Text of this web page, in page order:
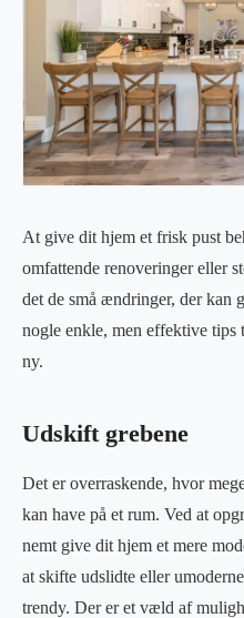
At give dit hjem et frisk pust
omfattende renoveringer eller
det de små ændringer, der kan
nogle enkle, men effektive
ny.
Udskift grebene
Det er overraskende, hvor
kan have på et rum. Ved at
nemt give dit hjem et mere
at skifte udslidte eller
trendy. Der er et væld af